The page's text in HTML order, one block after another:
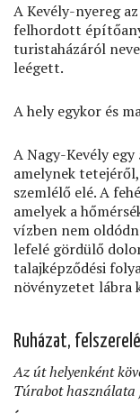
A Kevély-nyereg
felhordott
turistaházáról
leégett.
A hely egykor és
A Nagy-Kevély egy
amelynek
szemlélő elé. A
amelyek a
vízben nem
lefelé gördülő
talajképződési
növényzetet lábra
Ruházat,
Az út helyenként
Túrabot használata